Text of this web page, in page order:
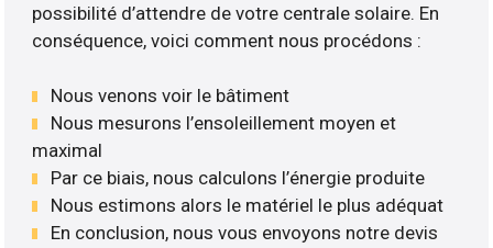
possibilité d’attendre de votre centrale solaire. En
conséquence, voici comment nous procédons :
Nous venons voir le bâtiment
Nous mesurons l’ensoleillement moyen et
maximal
Par ce biais, nous calculons l’énergie produite
Nous estimons alors le matériel le plus adéquat
En conclusion, nous vous envoyons notre devis